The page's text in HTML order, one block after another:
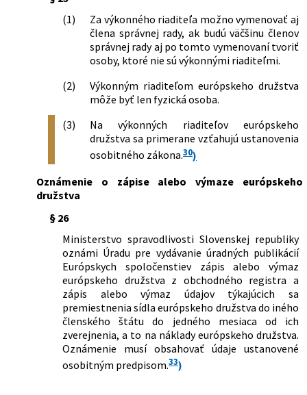
(1)
Za výkonného riaditeľa možno vymenovať aj
člena správnej rady, ak budú väčšinu členov
správnej rady aj po tomto vymenovaní tvoriť
osoby, ktoré nie sú výkonnými riaditeľmi.
(2)
Výkonným riaditeľom európskeho družstva
môže byť len fyzická osoba.
(3)
Na výkonných riaditeľov európskeho
družstva sa primerane vzťahujú ustanovenia
osobitného zákona.30)
Oznámenie o zápise alebo výmaze európskeho
družstva
§ 26
Ministerstvo spravodlivosti Slovenskej republiky
oznámi Úradu pre vydávanie úradných publikácií
Európskych spoločenstiev zápis alebo výmaz
európskeho družstva z obchodného registra a
zápis alebo výmaz údajov týkajúcich sa
premiestnenia sídla európskeho družstva do iného
členského štátu do jedného mesiaca od ich
zverejnenia, a to na náklady európskeho družstva.
Oznámenie musí obsahovať údaje ustanovené
osobitným predpisom.33)